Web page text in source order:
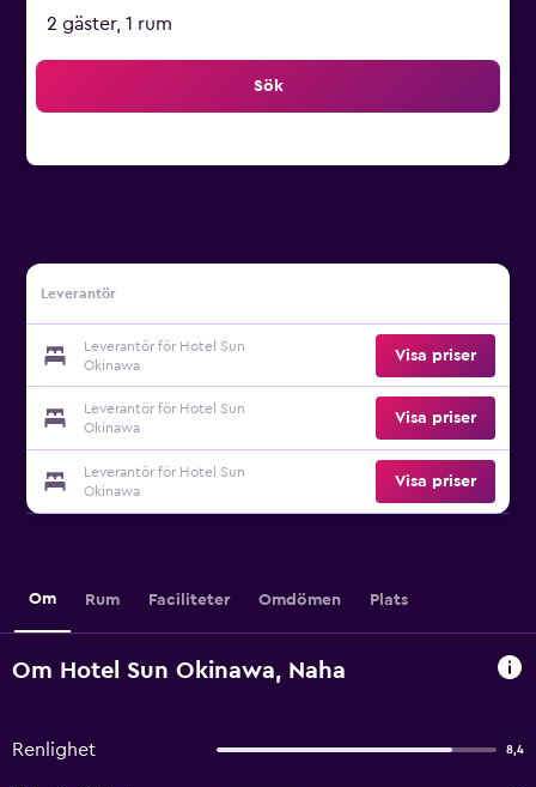
2 gäster, 1 rum
Sök
Leverantör
Leverantör för Hotel Sun
Okinawa
Visa priser
Leverantör för Hotel Sun
Okinawa
Visa priser
Leverantör för Hotel Sun
Okinawa
Visa priser
Om Rum Faciliteter Omdömen Plats
Om Hotel Sun Okinawa, Naha
Renlighet 8,4